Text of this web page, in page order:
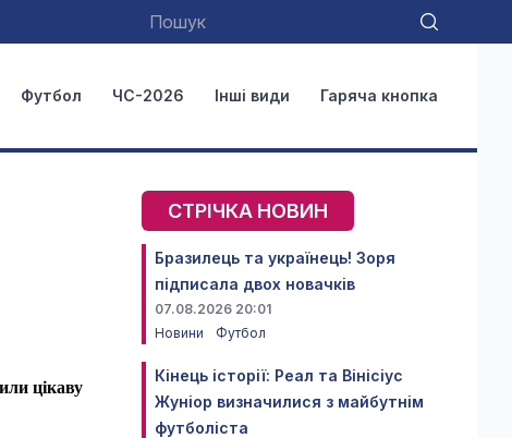
Футбол ЧС-2026 Інші види Гаряча кнопка
цікаву
СТРІЧКА НОВИН
Бразилець та українець! Зоря
підписала двох новачків
07.08.2026 20:01
Новини
Футбол
Кінець історії: Реал та Вінісіус
Жуніор визначилися з майбутнім
футболіста